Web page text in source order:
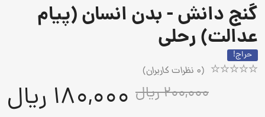
گنج دانش - بدن انسان (پیام
عدالت) رحلی
حراج!
(
0 نظرات کاربران)
200,000 ریال 180,000 ریال